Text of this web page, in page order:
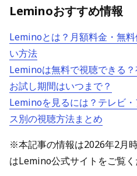
Leminoおすすめ情報
Leminoとは？月額料金・無
い方法
Leminoは無料で視聴できる
お試し期間はいつまで？
Leminoを見るには？テレビ
ス別の視聴方法まとめ
※本記事の情報は2026年2月
はLemino公式サイトをご覧く